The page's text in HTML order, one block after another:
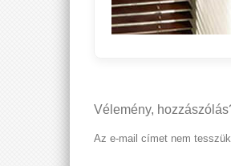
Vélemény,
Az e-mail címet nem